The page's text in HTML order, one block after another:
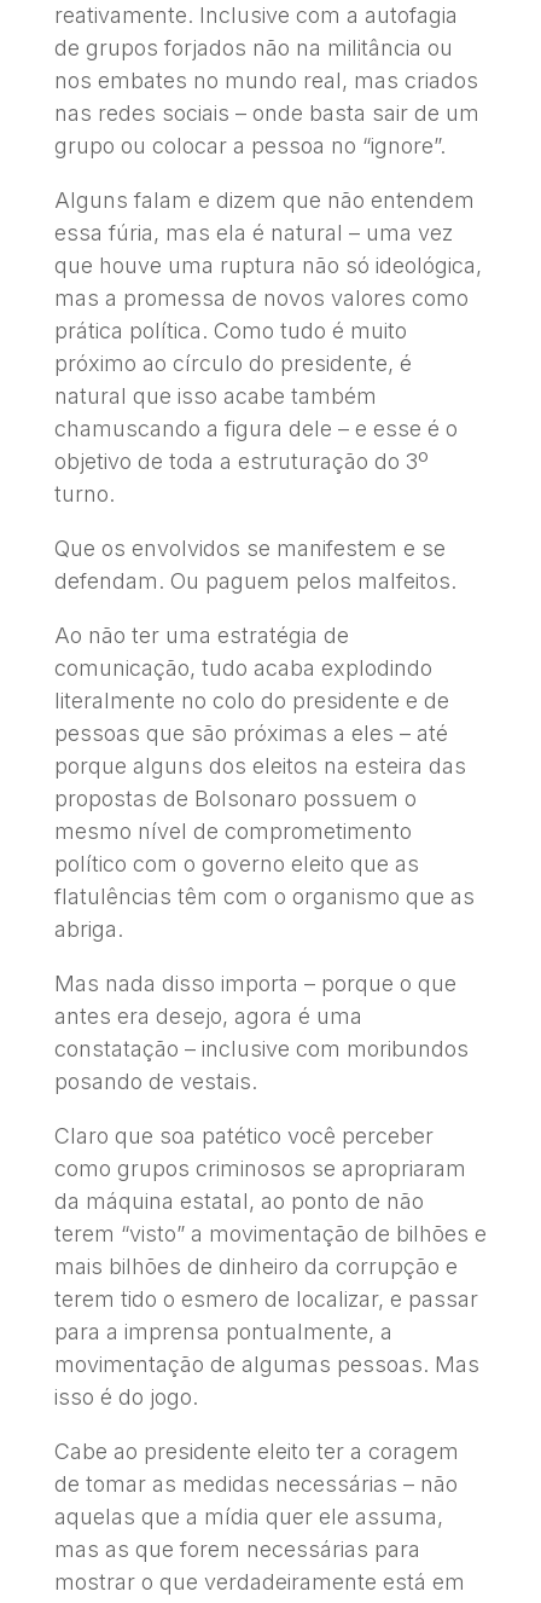
reativamente. Inclusive com a autofagia
de grupos forjados não na militância ou
nos embates no mundo real, mas criados
nas redes sociais – onde basta sair de um
grupo ou colocar a pessoa no “ignore”.
Alguns falam e dizem que não entendem
essa fúria, mas ela é natural – uma vez
que houve uma ruptura não só ideológica,
mas a promessa de novos valores como
prática política. Como tudo é muito
próximo ao círculo do presidente, é
natural que isso acabe também
chamuscando a figura dele – e esse é o
objetivo de toda a estruturação do 3º
turno.
Que os envolvidos se manifestem e se
defendam. Ou paguem pelos malfeitos.
Ao não ter uma estratégia de
comunicação, tudo acaba explodindo
literalmente no colo do presidente e de
pessoas que são próximas a eles – até
porque alguns dos eleitos na esteira das
propostas de Bolsonaro possuem o
mesmo nível de comprometimento
político com o governo eleito que as
flatulências têm com o organismo que as
abriga.
Mas nada disso importa – porque o que
antes era desejo, agora é uma
constatação – inclusive com moribundos
posando de vestais.
Claro que soa patético você perceber
como grupos criminosos se apropriaram
da máquina estatal, ao ponto de não
terem “visto” a movimentação de bilhões e
mais bilhões de dinheiro da corrupção e
terem tido o esmero de localizar, e passar
para a imprensa pontualmente, a
movimentação de algumas pessoas. Mas
isso é do jogo.
Cabe ao presidente eleito ter a coragem
de tomar as medidas necessárias – não
aquelas que a mídia quer ele assuma,
mas as que forem necessárias para
mostrar o que verdadeiramente está em